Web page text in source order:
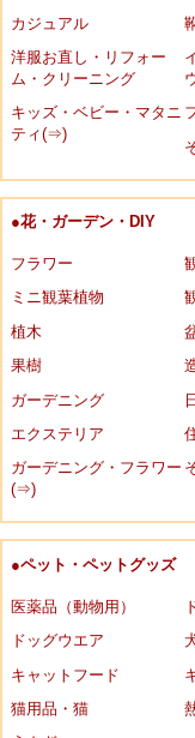
カジュアル
洋服お直し・リフォー
ム・クリーニング
キッズ・ベビー・マタニ
ティ(⇒)
●花・ガーデン・DIY
フラワー
ミニ観葉植物
植木
果樹
ガーデニング
エクステリア
ガーデニング・フラワー
(⇒)
●ペット・ペットグッズ
医薬品（動物用）
ドッグウエア
キャットフード
猫用品・猫